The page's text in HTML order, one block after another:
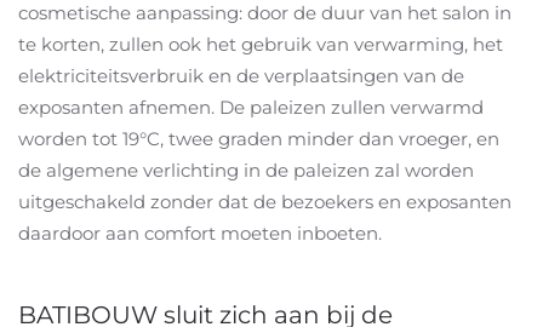
cosmetische aanpassing: door de duur van het salon in
te korten, zullen ook het gebruik van verwarming, het
elektriciteitsverbruik en de verplaatsingen van de
exposanten afnemen. De paleizen zullen verwarmd
worden tot 19°C, twee graden minder dan vroeger, en
de algemene verlichting in de paleizen zal worden
uitgeschakeld zonder dat de bezoekers en exposanten
daardoor aan comfort moeten inboeten.
BATIBOUW sluit zich aan bij de